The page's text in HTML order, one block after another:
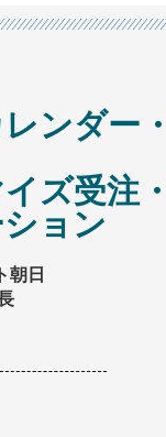
ンダー
ズ受注
ョン
朝日